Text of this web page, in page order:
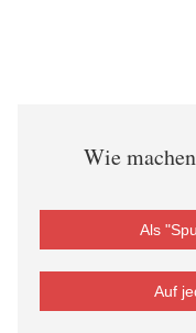
Wie
Als
Auf